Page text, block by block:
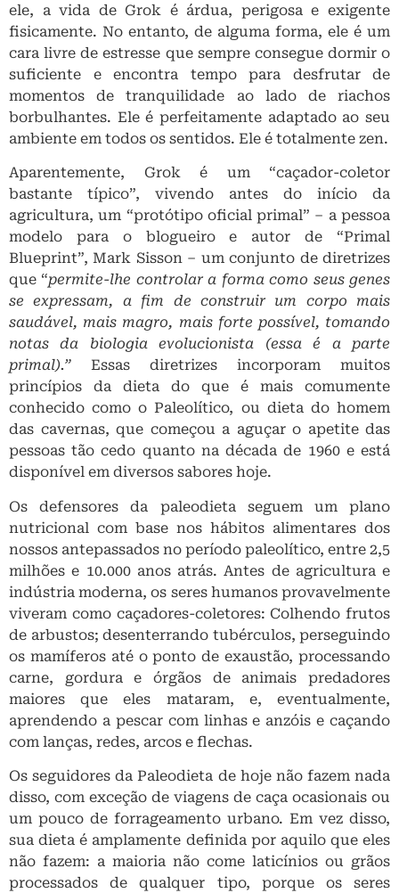
ele, a vida de Grok é árdua, perigosa e exigente
fisicamente. No entanto, de alguma forma, ele é um
cara livre de estresse que sempre consegue dormir o
suficiente e encontra tempo para desfrutar de
momentos de tranquilidade ao lado de riachos
borbulhantes. Ele é perfeitamente adaptado ao seu
ambiente em todos os sentidos. Ele é totalmente zen.
Aparentemente, Grok é um “caçador-coletor
bastante típico”, vivendo antes do início da
agricultura, um “protótipo oficial primal” – a pessoa
modelo para o blogueiro e autor de “Primal
Blueprint”, Mark Sisson – um conjunto de diretrizes
que “permite-lhe controlar a forma como seus genes
se expressam, a fim de construir um corpo mais
saudável, mais magro, mais forte possível, tomando
notas da biologia evolucionista (essa é a parte
primal).” Essas diretrizes incorporam muitos
princípios da dieta do que é mais comumente
conhecido como o Paleolítico, ou dieta do homem
das cavernas, que começou a aguçar o apetite das
pessoas tão cedo quanto na década de 1960 e está
disponível em diversos sabores hoje.
Os defensores da paleodieta seguem um plano
nutricional com base nos hábitos alimentares dos
nossos antepassados ​​no período paleolítico, entre 2,5
milhões e 10.000 anos atrás. Antes de agricultura e
indústria moderna, os seres humanos provavelmente
viveram como caçadores-coletores: Colhendo frutos
de arbustos; desenterrando tubérculos, perseguindo
os mamíferos até o ponto de exaustão, processando
carne, gordura e órgãos de animais predadores
maiores que eles mataram, e, eventualmente,
aprendendo a pescar com linhas e anzóis e caçando
com lanças, redes, arcos e flechas.
Os seguidores da Paleodieta de hoje não fazem nada
disso, com exceção de viagens de caça ocasionais ou
um pouco de forrageamento urbano. Em vez disso,
sua dieta é amplamente definida por aquilo que eles
não fazem: a maioria não come laticínios ou grãos
processados ​​de qualquer tipo, porque os seres